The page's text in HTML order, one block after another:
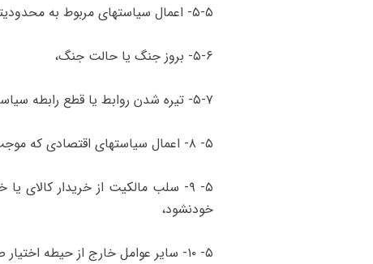
۵-۵- اعمال سیاستهای مربوط به محدودیتهای وارداتی و ارزی در کشور خریدار،
۵-۶- بروز جنگ یا حالت جنگ،
۵-۷- تیره شدن روابط یا قطع رابطه سیاسی با کشور خریدار به نحوی که در نتیجه آن، صادرکننده موفق به دریافت مطالبات خود در سررسید آنها نشود،
۵- ۸- اعمال سیاستهای اقتصادی که موجب مسدود شدن مطالبات صادرکنندگان شود،
۵- ۹- سلب مالکیت از خریدار کالای
خود‌نشود،
۵- ۱۰- سایر عوامل خارج از حیطه اختیار صادرکننده و خریدار که به تشخیص هیأت مدیره صندوق موجب عدم وصول مطالبات صادرکننده شود.